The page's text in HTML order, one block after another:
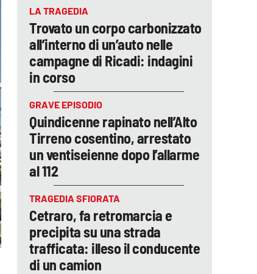
LA TRAGEDIA
Trovato un corpo carbonizzato
all’interno di un’auto nelle
campagne di Ricadi: indagini
in corso
GRAVE EPISODIO
Quindicenne rapinato nell’Alto
Tirreno cosentino, arrestato
un ventiseienne dopo l’allarme
al 112
TRAGEDIA SFIORATA
Cetraro, fa retromarcia e
precipita su una strada
trafficata: illeso il conducente
di un camion